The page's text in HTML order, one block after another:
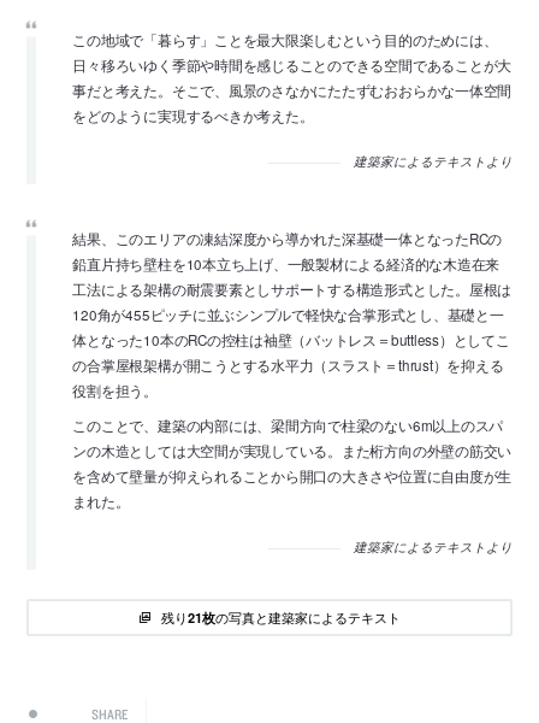
この地域で「暮らす」ことを最大限楽しむという目的のためには、
日々移ろいゆく季節や時間を感じることのできる空間であることが大
事だと考えた。そこで、風景のさなかにたたずむおおらかな一体空間
をどのように実現するべきか考えた。
建築家によるテキストより
結果、このエリアの凍結深度から導かれた深基礎一体となったRCの
鉛直片持ち壁柱を10本立ち上げ、一般製材による経済的な木造在来
工法による架構の耐震要素としサポートする構造形式とした。屋根は
120角が455ピッチに並ぶシンプルで軽快な合掌形式とし、基礎と一
体となった10本のRCの控柱は袖壁（バットレス＝buttless）としてこ
の合掌屋根架構が開こうとする水平力（スラスト＝thrust）を抑える
役割を担う。
このことで、建築の内部には、梁間方向で柱梁のない6m以上のスパ
ンの木造としては大空間が実現している。また桁方向の外壁の筋交い
を含めて壁量が抑えられることから開口の大きさや位置に自由度が生
まれた。
建築家によるテキストより
残り21枚の写真と建築家によるテキスト
SHARE